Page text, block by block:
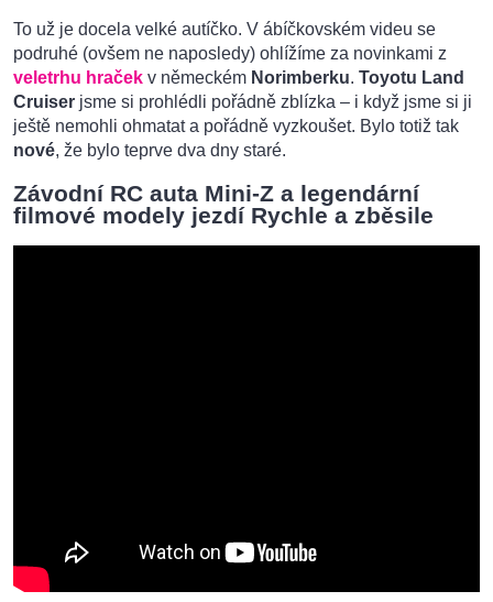
To už je docela velké autíčko. V ábíčkovském videu se
podruhé (ovšem ne naposledy) ohlížíme za novinkami z
veletrhu hraček v německém Norimberku. Toyotu Land
Cruiser jsme si prohlédli pořádně zblízka – i když jsme si ji
ještě nemohli ohmatat a pořádně vyzkoušet. Bylo totiž tak
nové, že bylo teprve dva dny staré.
Závodní RC auta Mini-Z a legendární
filmové modely jezdí Rychle a zběsile